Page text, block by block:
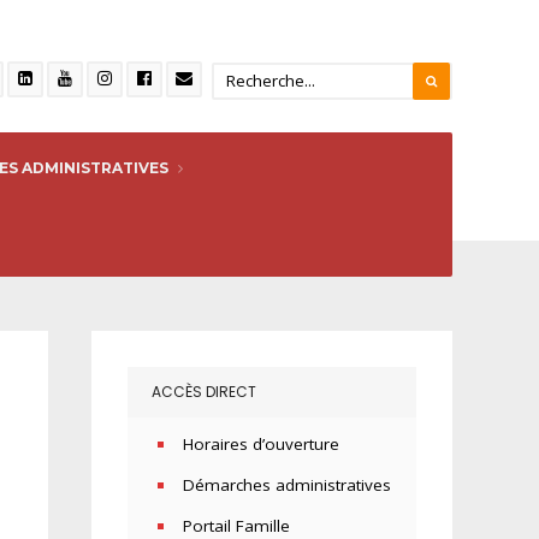
ADMINISTRATIVES
ACCÈS DIRECT
Horaires d’ouverture
Démarches administratives
Portail Famille